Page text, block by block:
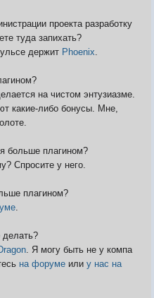
проекта разработку
туда запихать?
держит Phoenix
на чистом энтузиазме.
какие-либо бонусы. Мне,
больше плагином?
Спросите у него.
плагином?
. Я могу быть не у компа
на форуме илиу нас на